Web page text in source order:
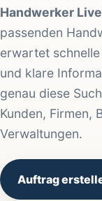
Handwerker
passenden
erwartet
und klare
genau diese
Kunden, Firmen,
Verwaltungen.
Auftrag